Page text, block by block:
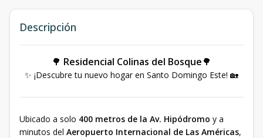
Descripción
🌳 Residencial Colinas del Bosque🌳
✨ ¡Descubre tu nuevo hogar en Santo Domingo Este! 🏡
Ubicado a solo 400 metros de la Av. Hipódromo y a
minutos del Aeropuerto Internacional de Las Américas,